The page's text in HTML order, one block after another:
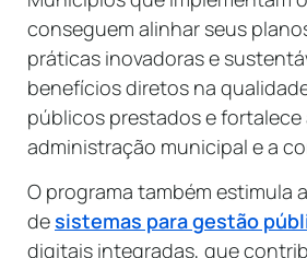
conseguem alinhar seus
práticas inovadoras e
benefícios diretos na
públicos prestados e fortalece
administração municipal e a
O programa também estimula
desistemas para gestão
digitais integradas, que